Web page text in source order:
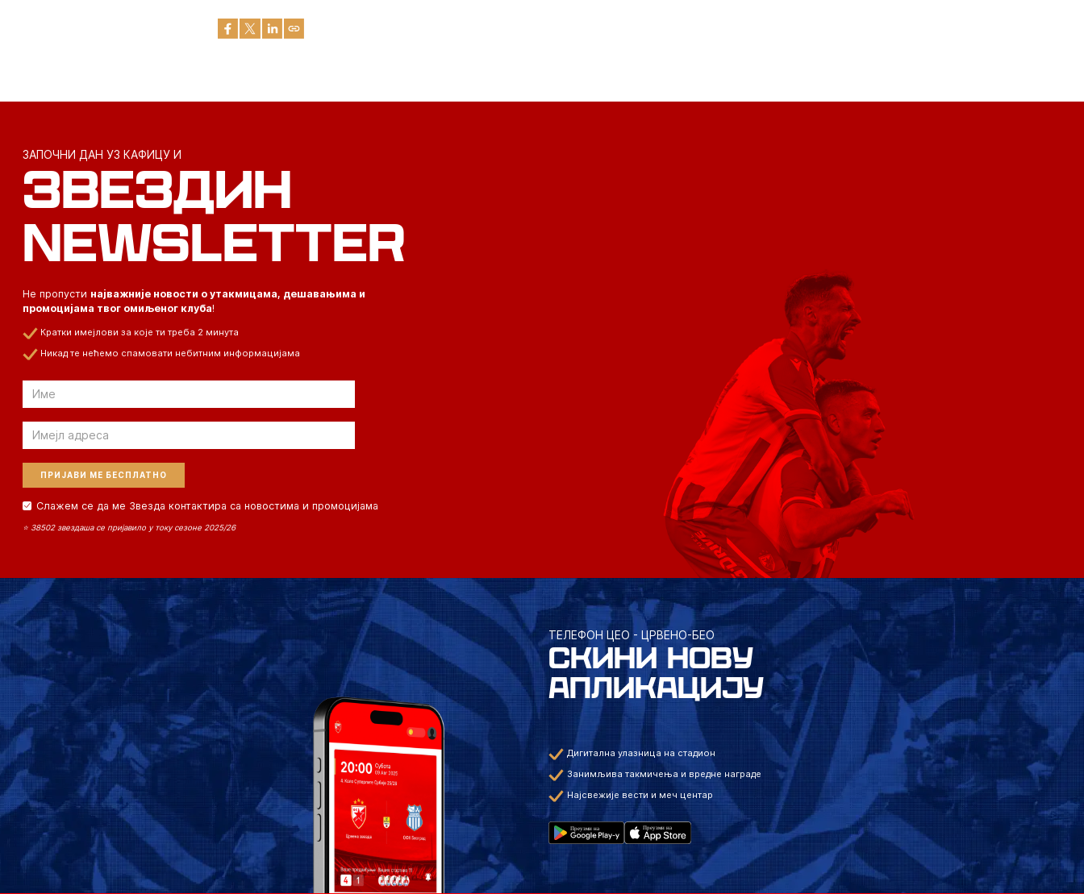
ЗАПОЧНИ ДАН УЗ КАФИЦУ И
ЗВЕЗДИН
NEWSLETTER
Не пропусти најважније новости о утакмицама, дешавањима и
промоцијама твог омиљеног клуба!
Кратки имејлови за које ти треба 2 минута
Никад те нећемо спамовати небитним информацијама
Email
Email
Слажем се да ме Звезда контактира са новостима и промоцијама
⭐ 38502 звездаша се пријавило у току сезоне 2025/26
ТЕЛЕФОН ЦЕО - ЦРВЕНО-БЕО
СКИНИ НОВУ
АПЛИКАЦИЈУ
Дигитална улазница на стадион
Занимљива такмичења и вредне награде
Најсвежије вести и меч центар